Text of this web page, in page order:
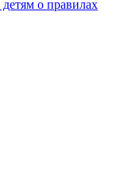
о правилах